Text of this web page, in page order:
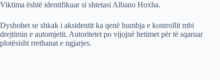
Viktima është identifikuar si shtetasi Albano Hoxha.
Dyshohet se shkak i aksidentit ka qenë humbja e kontrollit mbi
drejtimin e automjetit. Autoritetet po vijojnë hetimet për të sqaruar
plotësisht rrethanat e ngjarjes.